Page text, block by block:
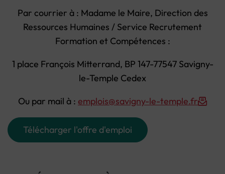
Par courrier à : Madame le Maire, Direction des
Ressources Humaines / Service Recrutement
Formation et Compétences :
1 place François Mitterrand, BP 147-77547 Savigny-
le-Temple Cedex
Ou par mail à : emplois@savigny-le-temple.fr
Télécharger l'offre d'emploi